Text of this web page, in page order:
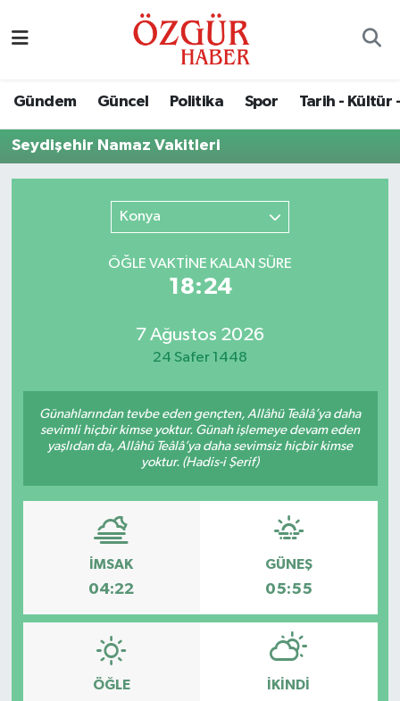
Gündem Güncel Politika Spor Tarih - Kültür
Seydişehir Namaz Vakitleri
Konya
ÖĞLE VAKTİNE KALAN SÜRE
18:24
7 Ağustos 2026
24 Safer 1448
Günahlarından tevbe eden gençten, Allâhü Teâlâ’ya daha
sevimli hiçbir kimse yoktur. Günah işlemeye devam eden
yaşlıdan da, Allâhü Teâlâ’ya daha sevimsiz hiçbir kimse
yoktur. (Hadis-i Şerif)
İMSAK
04:22
GÜNEŞ
05:55
ÖĞLE İKINDI
Ekonomi
Sağlık
Tarih - Kültür - Sanat - Turizm
Yaşam
Nöbetçi Eczaneler
Trafik Durumu
Son Dakika Haberleri